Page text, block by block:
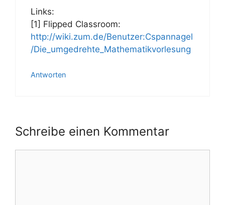
Links:
[1] Flipped Classroom:
http://wiki.zum.de/Benutzer:Cspannagel
/Die_umgedrehte_Mathematikvorlesung
Antworten
Schreibe einen Kommentar